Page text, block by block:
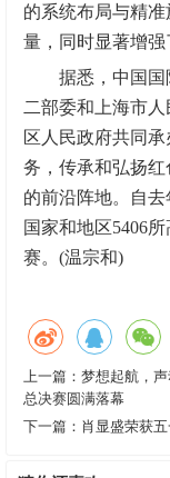
的系统布局与精
量，同时显著增强
据悉，中国国
二部委和上海市
区人民政府共同
务，传承和弘扬
的前沿阵地。自
国家和地区5406
赛。(温宗和)
上一篇： 梦想起航，
总决赛圆满落幕
下一篇： 肖显盛荣获